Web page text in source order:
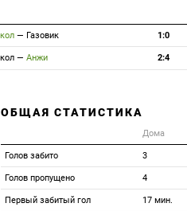
— Газовик 1:0
— Анжи 2:4
ОБЩАЯ СТАТИСТИКА
Дома
Голов забито 3
Голов пропущено 4
Первый забитый гол 17 мин.